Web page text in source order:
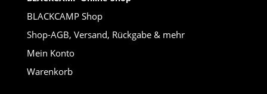
BLACKCAMP Shop
Shop-AGB, Versand, Rückgabe & mehr
Mein Konto
Warenkorb